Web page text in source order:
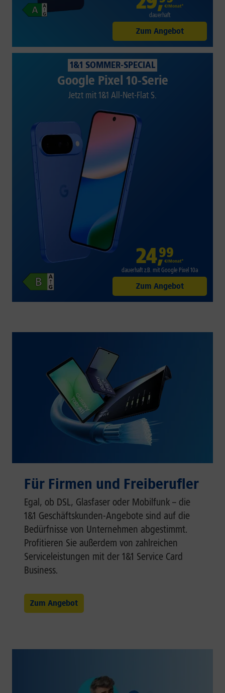
€/Monat*
dauerhaft
Zum Angebot
1&1 SOMMER-SPECIAL
Google Pixel 10-Serie
Jetzt mit 1&1 All-Net-Flat S.
24,99
€/Monat*
dauerhaft z.B. mit Google Pixel 10a
Zum Angebot
Für Firmen und Freiberufler
Egal, ob DSL, Glasfaser oder Mobilfunk – die
1&1 Geschäftskunden-Angebote sind auf die
Bedürfnisse von Unternehmen abgestimmt.
Profitieren Sie außerdem von zahlreichen
Serviceleistungen mit der 1&1 Service Card
Business.
Zum Angebot